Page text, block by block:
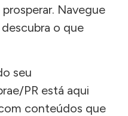
Navegue
o que
seu
PR está aqui
conteúdos que